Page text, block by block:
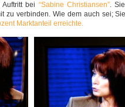
bei “Sabine Christiansen”.
zu verbinden. Wie dem auch sei;
Marktanteil erreichte.